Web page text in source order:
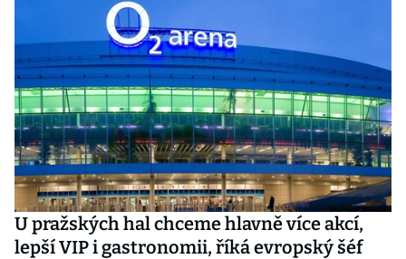
U pražských hal chceme hlavně více akcí,
lepší VIP i gastronomii, říká evropský šéf